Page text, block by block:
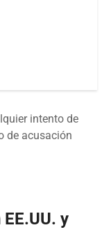
intento de
de acusación
y